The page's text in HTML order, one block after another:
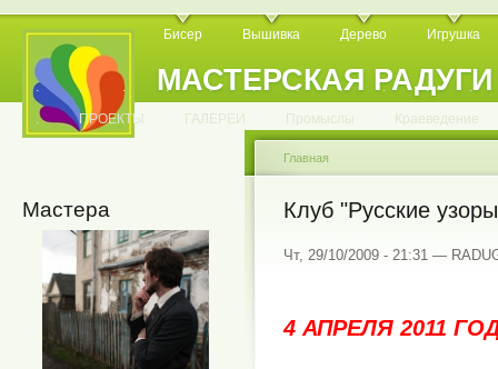
МАСТЕРСКАЯ РАДУГИ
Бисер Вышивка Дерево Игрушка
. . . . . . . . . . .
. ПРОЕКТЫ ГАЛЕРЕИ Промыслы Краеведение
Мастера
Главная
Клуб "Русские
Чт, 29/10/2009 - 21:31 —
4 АПРЕЛЯ 2011